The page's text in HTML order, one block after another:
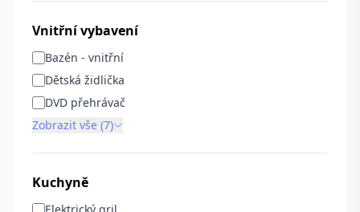
Vnitřní vybavení
Bazén - vnitřní
Dětská židlička
DVD přehrávač
Zobrazit vše (7)
Kuchyně